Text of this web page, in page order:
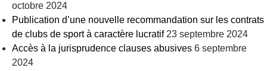
octobre 2024
Publication d’une nouvelle recommandation sur les contrats
de clubs de sport à caractère lucratif 23 septembre 2024
Accès à la jurisprudence clauses abusives 6 septembre
2024